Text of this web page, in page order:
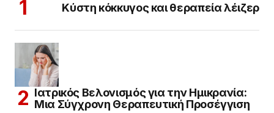
Κύστη κόκκυγος και θεραπεία λέιζερ
Ιατρικός Βελονισμός για την Ημικρανία:
Μια Σύγχρονη Θεραπευτική Προσέγγιση